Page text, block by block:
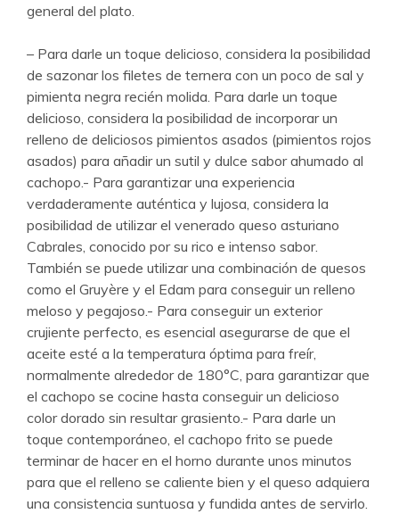
general del plato.
– Para darle un toque delicioso, considera la posibilidad
de sazonar los filetes de ternera con un poco de sal y
pimienta negra recién molida. Para darle un toque
delicioso, considera la posibilidad de incorporar un
relleno de deliciosos pimientos asados (pimientos rojos
asados) para añadir un sutil y dulce sabor ahumado al
cachopo.- Para garantizar una experiencia
verdaderamente auténtica y lujosa, considera la
posibilidad de utilizar el venerado queso asturiano
Cabrales, conocido por su rico e intenso sabor.
También se puede utilizar una combinación de quesos
como el Gruyère y el Edam para conseguir un relleno
meloso y pegajoso.- Para conseguir un exterior
crujiente perfecto, es esencial asegurarse de que el
aceite esté a la temperatura óptima para freír,
normalmente alrededor de 180°C, para garantizar que
el cachopo se cocine hasta conseguir un delicioso
color dorado sin resultar grasiento.- Para darle un
toque contemporáneo, el cachopo frito se puede
terminar de hacer en el horno durante unos minutos
para que el relleno se caliente bien y el queso adquiera
una consistencia suntuosa y fundida antes de servirlo.